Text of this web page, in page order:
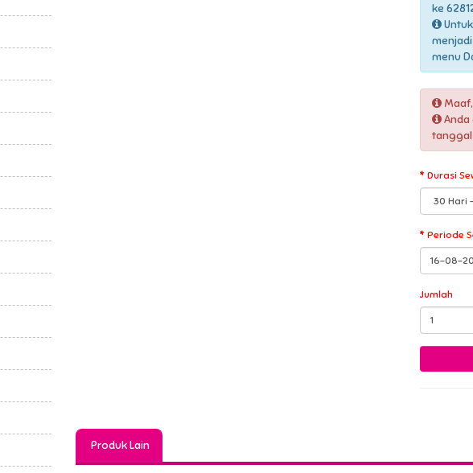
ke
menu
Maaf,
Anda
Durasi
Periode
Jumlah
Produk Lain